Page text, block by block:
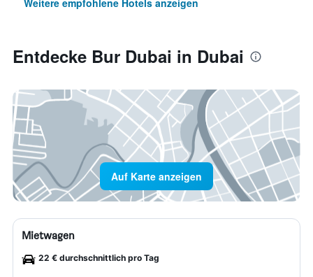
Weitere empfohlene Hotels anzeigen
Entdecke Bur Dubai in Dubai
Auf Karte anzeigen
Mietwagen
22 € durchschnittlich pro Tag